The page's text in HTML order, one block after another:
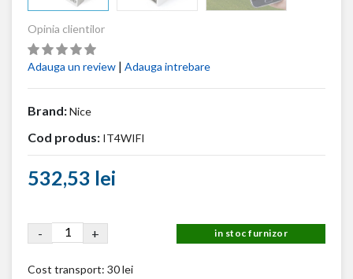
Opinia clientilor
Adauga un review | Adauga intrebare
Brand:Nice
Cod produs: IT4WIFI
532,53 lei
- + in stoc furnizor
Cost transport: 30 lei